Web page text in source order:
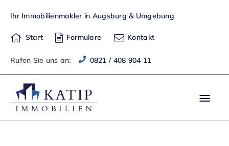
springen
Ihr Immobilienmakler in Augsburg & Umgebung
Rufen Sie uns an: 0821 / 408 904 11
Start Formulare Kontakt